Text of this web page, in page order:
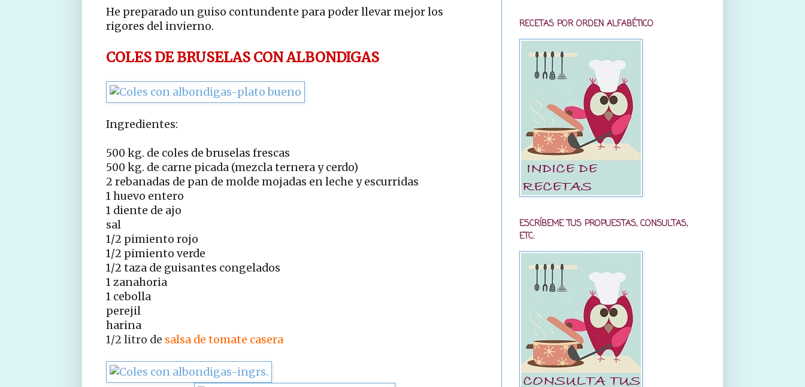
He preparado un guiso contundente para poder llevar mejor los
rigores del invierno.
COLES DE BRUSELAS CON ALBONDIGAS
Ingredientes:
500 kg. de coles de bruselas frescas
500 kg. de carne picada (mezcla ternera y cerdo)
2 rebanadas de pan de molde mojadas en leche y escurridas
1 huevo entero
1 diente de ajo
sal
1/2 pimiento rojo
1/2 pimiento verde
1/2 taza de guisantes congelados
1 zanahoria
1 cebolla
perejil
harina
1/2 litro de salsa de tomate casera
RECETAS POR ORDEN ALFABÉTICO
ESCRÍBEME TUS PROPUESTAS, CONSULTAS,
ETC: